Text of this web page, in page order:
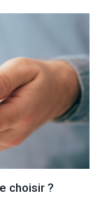
choisir ?